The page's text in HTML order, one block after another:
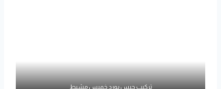
تركيب جبس بورد خميس مشيط